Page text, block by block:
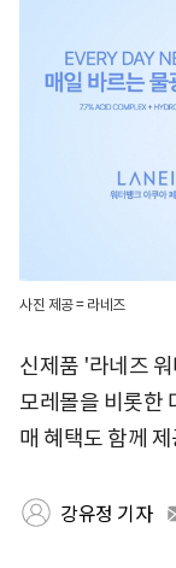
사진 제공 = 라네즈
신제품 '라네즈
모레몰을 비롯한
매 혜택도 함께
강유정 기자